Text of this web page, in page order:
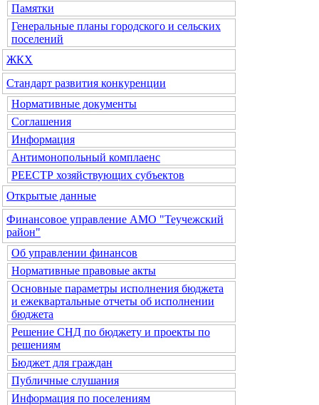
Памятки
Генеральные планы городского и сельских
поселений
ЖКХ
Стандарт развития конкуренции
Нормативные документы
Соглашения
Информация
Антимонопольный комплаенс
РЕЕСТР хозяйствующих субъектов
Открытые данные
Финансовое управление АМО "Теучежский
район"
Об управлении финансов
Нормативные правовые акты
Основные параметры исполнения бюджета
и ежеквартальные отчеты об исполнении
бюджета
Решение СНД по бюджету и проекты по
решениям
Бюджет для граждан
Публичные слушания
Информация по поселениям